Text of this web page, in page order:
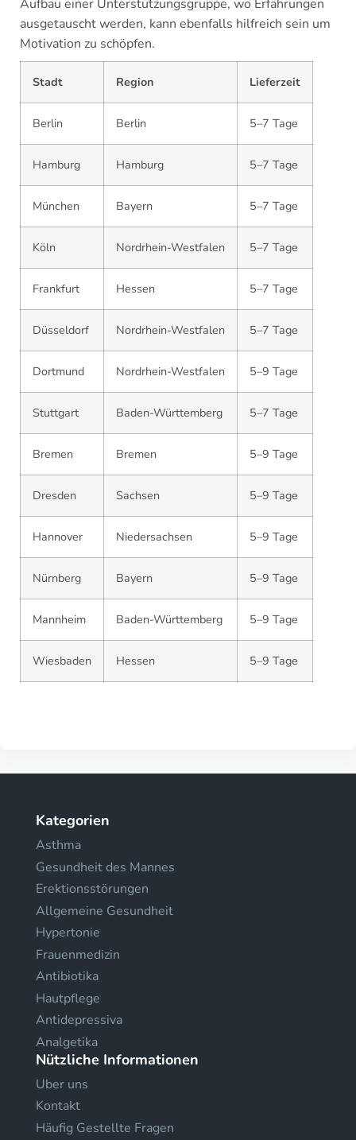
Aufbau einer Unterstützungsgruppe, wo Erfahrungen
ausgetauscht werden, kann ebenfalls hilfreich sein um
Motivation zu schöpfen.
Stadt Region Lieferzeit
Berlin Berlin 5–7 Tage
Hamburg Hamburg 5–7 Tage
München Bayern 5–7 Tage
Köln Nordrhein-Westfalen 5–7 Tage
Frankfurt Hessen 5–7 Tage
Düsseldorf Nordrhein-Westfalen 5–7 Tage
Dortmund Nordrhein-Westfalen 5–9 Tage
Stuttgart Baden-Württemberg 5–7 Tage
Bremen Bremen 5–9 Tage
Dresden Sachsen 5–9 Tage
Hannover Niedersachsen 5–9 Tage
Nürnberg Bayern 5–9 Tage
Mannheim Baden-Württemberg 5–9 Tage
Wiesbaden Hessen 5–9 Tage
Kategorien
Asthma
Gesundheit des Mannes
Erektionsstörungen
Allgemeine Gesundheit
Hypertonie
Frauenmedizin
Antibiotika
Hautpflege
Antidepressiva
Analgetika
Nützliche Informationen
Uber uns
Kontakt
Häufig Gestellte Fragen